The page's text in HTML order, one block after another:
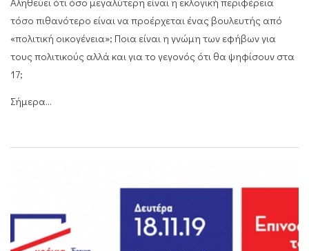
τόσο πιθανότερο είναι να προέρχεται ένας βουλευτής από
«πολιτική οικογένεια»; Ποια είναι η γνώμη των εφήβων για
τους πολιτικούς αλλά και για το γεγονός ότι θα ψηφίσουν στα
17;
Σήμερα...